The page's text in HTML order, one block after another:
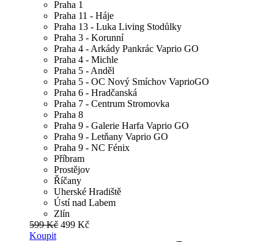
Praha 1
Praha 11 - Háje
Praha 13 - Luka Living Stodůlky
Praha 3 - Korunní
Praha 4 - Arkády Pankrác Vaprio GO
Praha 4 - Michle
Praha 5 - Anděl
Praha 5 - OC Nový Smíchov VaprioGO
Praha 6 - Hradčanská
Praha 7 - Centrum Stromovka
Praha 8
Praha 9 - Galerie Harfa Vaprio GO
Praha 9 - Letňany Vaprio GO
Praha 9 - NC Fénix
Příbram
Prostějov
Říčany
Uherské Hradiště
Ústí nad Labem
Zlín
599 Kč 499 Kč
Koupit